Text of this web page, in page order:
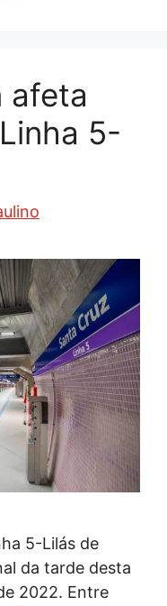
afeta
5-
5-Lilás de
da tarde desta
2022. Entre